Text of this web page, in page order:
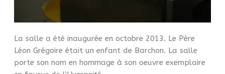
La salle a été inaugurée en octobre 2013. Le Père
Léon Grégoire était un enfant de Barchon. La salle
porte son nom en hommage à son oeuvre exemplaire